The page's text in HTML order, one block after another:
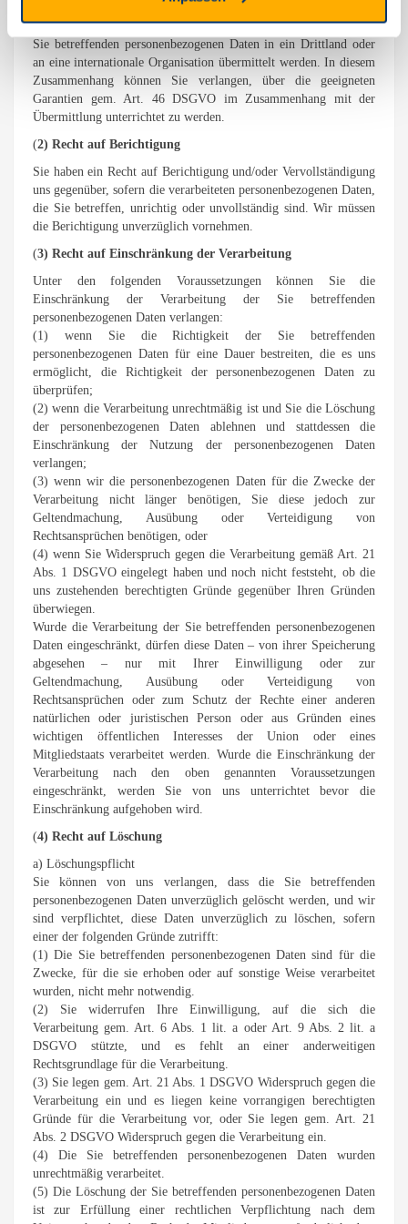
Ihnen steht das Recht zu, Auskunft darüber zu verlangen, ob die
Sie betreffenden personenbezogenen Daten in ein Drittland oder
an eine internationale Organisation übermittelt werden. In diesem
Zusammenhang können Sie verlangen, über die geeigneten
Garantien gem. Art. 46 DSGVO im Zusammenhang mit der
Übermittlung unterrichtet zu werden.
(2) Recht auf Berichtigung
Sie haben ein Recht auf Berichtigung und/oder Vervollständigung
uns gegenüber, sofern die verarbeiteten personenbezogenen Daten,
die Sie betreffen, unrichtig oder unvollständig sind. Wir müssen
die Berichtigung unverzüglich vornehmen.
(3) Recht auf Einschränkung der Verarbeitung
Unter den folgenden Voraussetzungen können Sie die
Einschränkung der Verarbeitung der Sie betreffenden
personenbezogenen Daten verlangen:
(1) wenn Sie die Richtigkeit der Sie betreffenden
personenbezogenen Daten für eine Dauer bestreiten, die es uns
ermöglicht, die Richtigkeit der personenbezogenen Daten zu
überprüfen;
(2) wenn die Verarbeitung unrechtmäßig ist und Sie die Löschung
der personenbezogenen Daten ablehnen und stattdessen die
Einschränkung der Nutzung der personenbezogenen Daten
verlangen;
(3) wenn wir die personenbezogenen Daten für die Zwecke der
Verarbeitung nicht länger benötigen, Sie diese jedoch zur
Geltendmachung, Ausübung oder Verteidigung von
Rechtsansprüchen benötigen, oder
(4) wenn Sie Widerspruch gegen die Verarbeitung gemäß Art. 21
Abs. 1 DSGVO eingelegt haben und noch nicht feststeht, ob die
uns zustehenden berechtigten Gründe gegenüber Ihren Gründen
überwiegen.
Wurde die Verarbeitung der Sie betreffenden personenbezogenen
Daten eingeschränkt, dürfen diese Daten – von ihrer Speicherung
abgesehen – nur mit Ihrer Einwilligung oder zur
Geltendmachung, Ausübung oder Verteidigung von
Rechtsansprüchen oder zum Schutz der Rechte einer anderen
natürlichen oder juristischen Person oder aus Gründen eines
wichtigen öffentlichen Interesses der Union oder eines
Mitgliedstaats verarbeitet werden. Wurde die Einschränkung der
Verarbeitung nach den oben genannten Voraussetzungen
eingeschränkt, werden Sie von uns unterrichtet bevor die
Einschränkung aufgehoben wird.
(4) Recht auf Löschung
a) Löschungspflicht
Sie können von uns verlangen, dass die Sie betreffenden
personenbezogenen Daten unverzüglich gelöscht werden, und wir
sind verpflichtet, diese Daten unverzüglich zu löschen, sofern
einer der folgenden Gründe zutrifft:
(1) Die Sie betreffenden personenbezogenen Daten sind für die
Zwecke, für die sie erhoben oder auf sonstige Weise verarbeitet
wurden, nicht mehr notwendig.
(2) Sie widerrufen Ihre Einwilligung, auf die sich die
Verarbeitung gem. Art. 6 Abs. 1 lit. a oder Art. 9 Abs. 2 lit. a
DSGVO stützte, und es fehlt an einer anderweitigen
Rechtsgrundlage für die Verarbeitung.
(3) Sie legen gem. Art. 21 Abs. 1 DSGVO Widerspruch gegen die
Verarbeitung ein und es liegen keine vorrangigen berechtigten
Gründe für die Verarbeitung vor, oder Sie legen gem. Art. 21
Abs. 2 DSGVO Widerspruch gegen die Verarbeitung ein.
(4) Die Sie betreffenden personenbezogenen Daten wurden
unrechtmäßig verarbeitet.
(5) Die Löschung der Sie betreffenden personenbezogenen Daten
ist zur Erfüllung einer rechtlichen Verpflichtung nach dem